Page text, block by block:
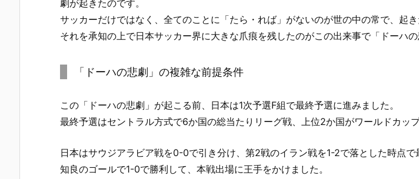
劇が起きたのです。
サッカーだけではなく、全てのことに「たら・れば」がないのが世の中の常で、起
それを承知の上で日本サッカー界に大きな爪痕を残したのがこの出来事で「ドーハ
「ドーハの悲劇」の複雑な前提条件
この「ドーハの悲劇」が起こる前、日本は1次予選F組で最終予選に進みました。
最終予選はセントラル方式で6か国の総当たりリーグ戦、上位2か国がワールドカッ
日本はサウジアラビア戦を0-0で引き分け、第2戦のイラン戦を1-2で落とした時点
知良のゴールで1-0で勝利して、本戦出場に王手をかけました。